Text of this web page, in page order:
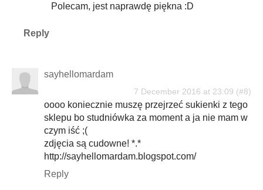
Polecam, jest naprawdę piękna :D
Reply
sayhellomardam
7 December 2016 at 23:09
oooo koniecznie muszę przejrzeć sukienki z tego
sklepu bo studniówka za moment a ja nie mam w
czym iść ;(
zdjęcia są cudowne! *.*
http://sayhellomardam.blogspot.com/
Reply